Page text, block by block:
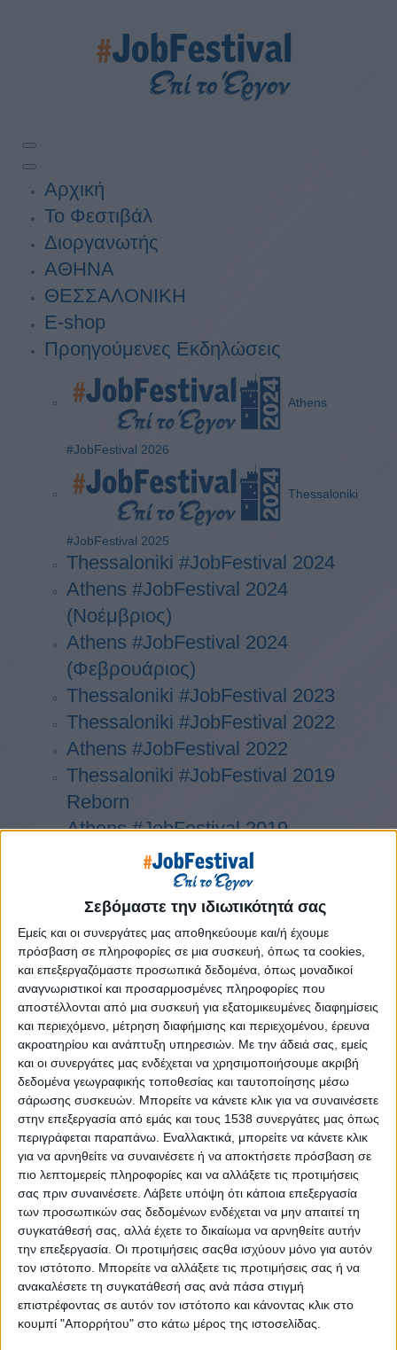
Σεβόμαστε την ιδιωτικότητά σας
Εμείς και οι συνεργάτες μας αποθηκεύουμε και/ή έχουμε
πρόσβαση σε πληροφορίες σε μια συσκευή, όπως τα cookies,
και επεξεργαζόμαστε προσωπικά δεδομένα, όπως μοναδικοί
αναγνωριστικοί και προσαρμοσμένες πληροφορίες που
αποστέλλονται από μια συσκευή για εξατομικευμένες διαφημίσεις
και περιεχόμενο, μέτρηση διαφήμισης και περιεχομένου, έρευνα
ακροατηρίου και ανάπτυξη υπηρεσιών. Με την άδειά σας, εμείς
και οι συνεργάτες μας ενδέχεται να χρησιμοποιήσουμε ακριβή
δεδομένα γεωγραφικής τοποθεσίας και ταυτοποίησης μέσω
σάρωσης συσκευών. Μπορείτε να κάνετε κλικ για να συναινέσετε
στην επεξεργασία από εμάς και τους 1538 συνεργάτες μας όπως
περιγράφεται παραπάνω. Εναλλακτικά, μπορείτε να κάνετε κλικ
για να αρνηθείτε να συναινέσετε ή να αποκτήσετε πρόσβαση σε
πιο λεπτομερείς πληροφορίες και να αλλάξετε τις προτιμήσεις
σας πριν συναινέσετε. Λάβετε υπόψη ότι κάποια επεξεργασία
των προσωπικών σας δεδομένων ενδέχεται να μην απαιτεί τη
συγκατάθεσή σας, αλλά έχετε το δικαίωμα να αρνηθείτε αυτήν
την επεξεργασία. Οι προτιμήσεις σαςθα ισχύουν μόνο για αυτόν
τον ιστότοπο. Μπορείτε να αλλάξετε τις προτιμήσεις σας ή να
ανακαλέσετε τη συγκατάθεσή σας ανά πάσα στιγμή
επιστρέφοντας σε αυτόν τον ιστότοπο και κάνοντας κλικ στο
κουμπί "Απορρήτου" στο κάτω μέρος της ιστοσελίδας.
Αρχική
Το Φεστιβάλ
Διοργανωτής
ΑΘΗΝΑ
ΘΕΣΣΑΛΟΝΙΚΗ
E-shop
Προηγούμενες Εκδηλώσεις
Athens
#JobFestival 2026
Thessaloniki
#JobFestival 2025
Thessaloniki #JobFestival 2024
Athens #JobFestival 2024
(Νοέμβριος)
Athens #JobFestival 2024
(Φεβρουάριος)
Thessaloniki #JobFestival 2023
Thessaloniki #JobFestival 2022
Athens #JobFestival 2022
Thessaloniki #JobFestival 2019
Reborn
Athens #JobFestival 2019
Thessaloniki #JobFestival 2019
Athens #JobFestival 2018
Thessaloniki #JobFestival 2018
Athens #JobFestival 2017
Τhessaloniki #JobFestival 2017
Athens #JobFestival 2016
Athens #JobFestival 2015
Thessaloniki #JobFestival 2014
Στατιστικά
Στατιστικά Athens & Thessaloniki
#JobFestivals 2022
Στατιστικά Thessaloniki
#JobFestival 2019 Reborn
Στατιστικά Athens #JobFestival
2019
Στατιστικά Thessaloniki
#JobFestival 2019
Στατιστικά Athens #JobFestival
2018